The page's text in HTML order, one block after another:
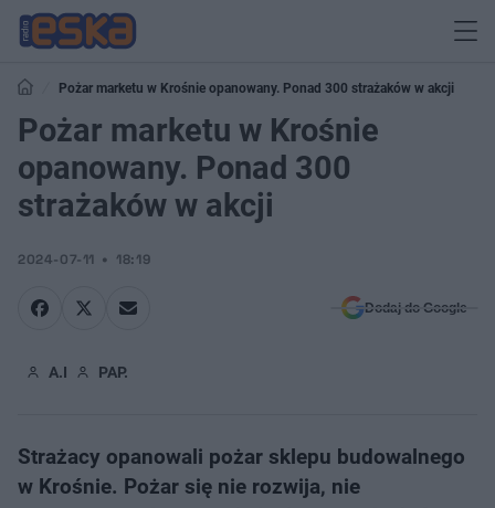
Pożar marketu w Krośnie opanowany. Ponad 300 strażaków w akcji
Pożar marketu w Krośnie
opanowany. Ponad 300
strażaków w akcji
2024-07-11 18:19
Dodaj do Google
A.I PAP.
Strażacy opanowali pożar sklepu budowalnego
w Krośnie. Pożar się nie rozwija, nie